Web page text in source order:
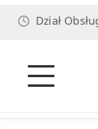
Obsługi